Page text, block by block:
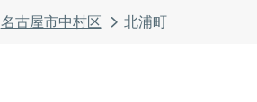
名古屋市中村区 北浦町